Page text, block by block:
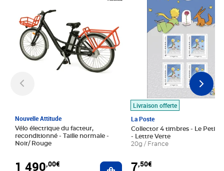
Nouvelle Attitude
Vélo électrique du facteur,
reconditionné - Taille normale -
Noir/ Rouge
1 490,00€ Ajouter au panier
Livraison offerte
La Poste
Collector 4 timbres - Le Petit
- Lettre Verte
20g / France
7,50€